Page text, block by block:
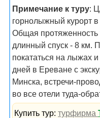
Примечание к туру:
горнолыжный курорт
Общая протяженность
длинный спуск - 8 км.
покататься на лыжах
дней в Ереване с
Минска, встречи-
во все отели туда-
Купить тур:турфирма